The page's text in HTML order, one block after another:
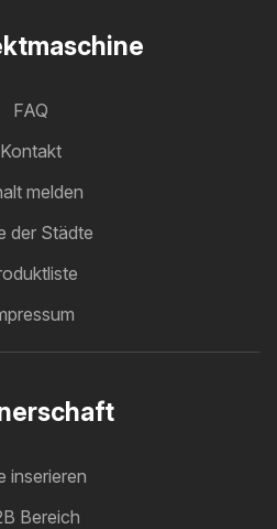
FAQ
Kontakt
melden
der Städte
inserieren
Bereich